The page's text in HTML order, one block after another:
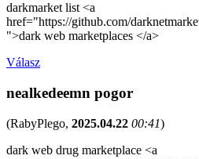
darkmarket list <a
href="https://github.com/
">dark web marketplaces </a>
Válasz
nealkedeemn pogor
(RabyPlego, 2025.04.22 00:41)
dark web drug marketplace <a